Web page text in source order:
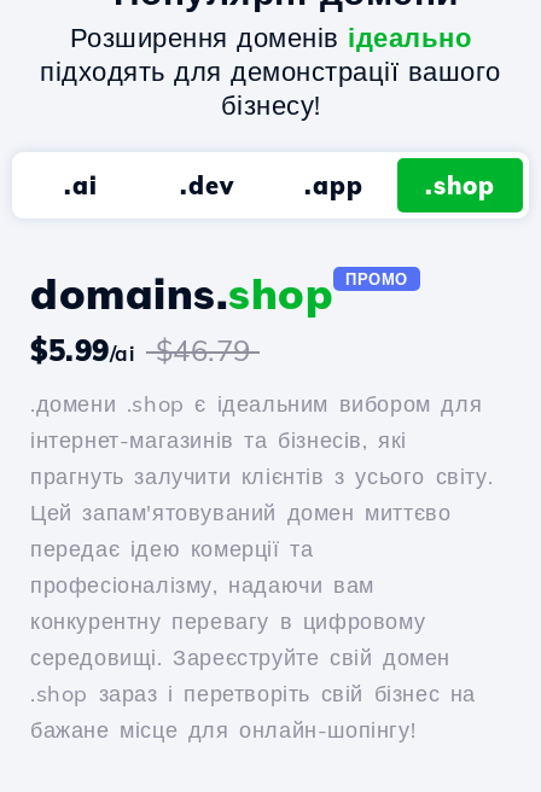
Розширення доменів ідеально
підходять для демонстрації вашого
бізнесу!
.ai .dev .app .shop
domains.shop ПРОМО
$5.99/ai $46.79
.домени .shop є ідеальним вибором для
інтернет-магазинів та бізнесів, які
прагнуть залучити клієнтів з усього світу.
Цей запам'ятовуваний домен миттєво
передає ідею комерції та
професіоналізму, надаючи вам
конкурентну перевагу в цифровому
середовищі. Зареєструйте свій домен
.shop зараз і перетворіть свій бізнес на
бажане місце для онлайн-шопінгу!